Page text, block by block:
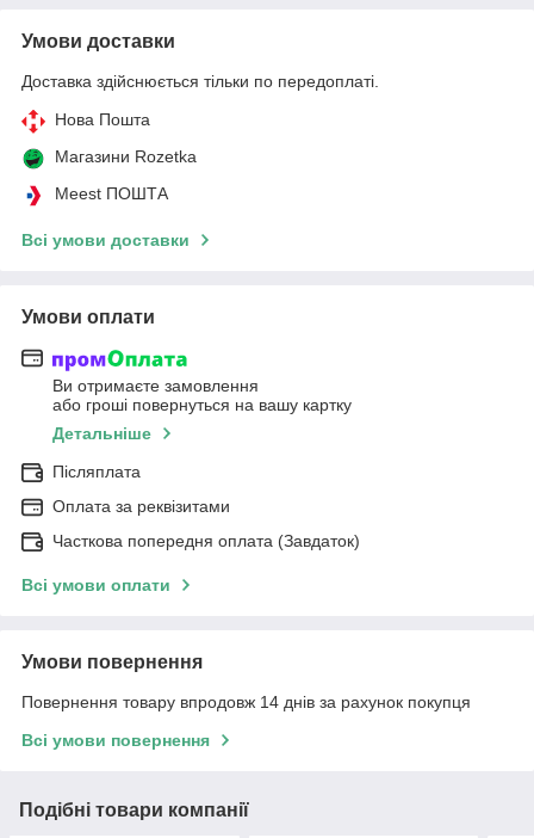
Умови доставки
Доставка здійснюється тільки по передоплаті.
Нова Пошта
Магазини Rozetka
Meest ПОШТА
Всі умови доставки
Умови оплати
Ви отримаєте замовлення
або гроші повернуться на вашу картку
Детальніше
Післяплата
Оплата за реквізитами
Часткова попередня оплата (Завдаток)
Всі умови оплати
Умови повернення
Повернення товару впродовж 14 днів за рахунок покупця
Всі умови повернення
Подібні товари компанії